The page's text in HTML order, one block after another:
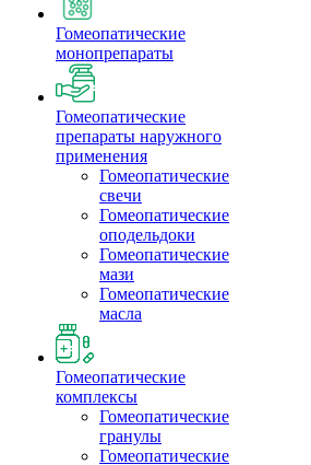
Гомеопатические
монопрепараты
Гомеопатические
препараты наружного
применения
Гомеопатические
свечи
Гомеопатические
оподельдоки
Гомеопатические
мази
Гомеопатические
масла
Гомеопатические
комплексы
Гомеопатические
гранулы
Гомеопатические